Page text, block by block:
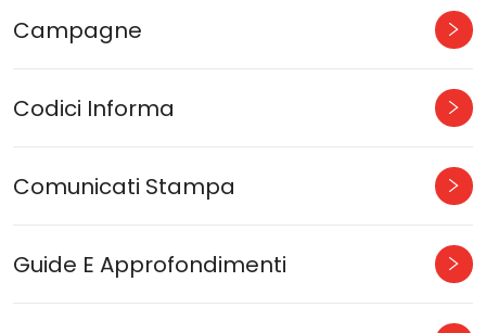
Campagne
Codici Informa
Comunicati Stampa
Guide E Approfondimenti